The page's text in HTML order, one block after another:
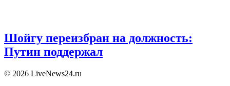
Шойгу переизбран на должность:
Путин поддержал
© 2026 LiveNews24.ru